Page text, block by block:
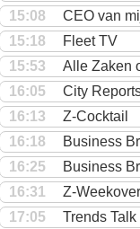
15:08
CEO van
15:18
Fleet TV
15:53
Alle Zaken
16:05
City
16:13
Z-Cocktail
16:18
Business
16:25
Business
16:31
Z-
17:05
Trends Talk